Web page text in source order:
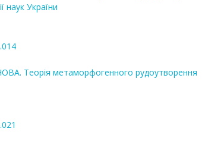
наук України
Теорія метаморфогенного рудоутворення